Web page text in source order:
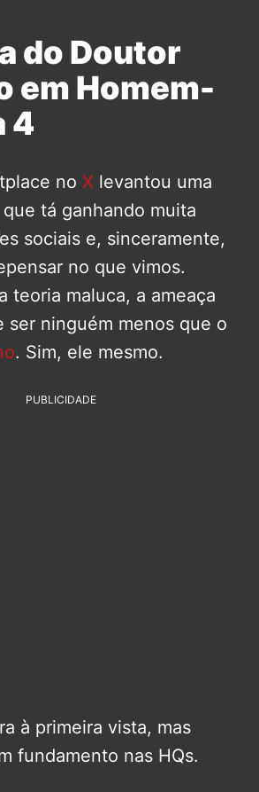
do Doutor
em Homem-
4
no X levantou uma
tá ganhando muita
sociais e, sinceramente,
no que vimos.
teoria maluca, a ameaça
ser ninguém menos que o
. Sim, ele mesmo.
PUBLICIDADE
à primeira vista, mas
fundamento nas HQs.